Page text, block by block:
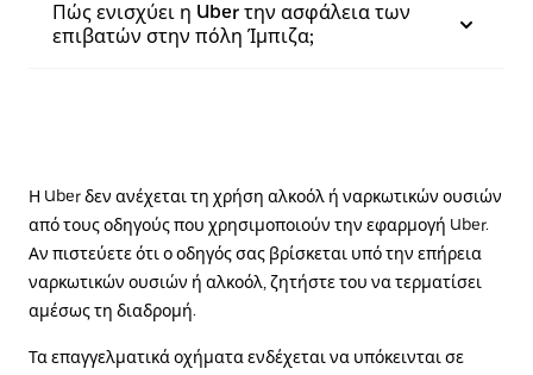
Πώς ενισχύει η Uber την ασφάλεια των
επιβατών στην πόλη Ίμπιζα;
Η Uber δεν ανέχεται τη χρήση αλκοόλ ή ναρκωτικών ουσιών
από τους οδηγούς που χρησιμοποιούν την εφαρμογή Uber.
Αν πιστεύετε ότι ο οδηγός σας βρίσκεται υπό την επήρεια
ναρκωτικών ουσιών ή αλκοόλ, ζητήστε του να τερματίσει
αμέσως τη διαδρομή.
Τα επαγγελματικά οχήματα ενδέχεται να υπόκεινται σε